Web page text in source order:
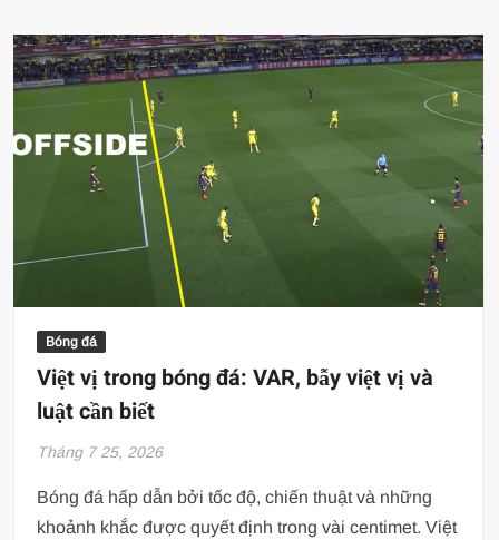
Bóng đá
Việt vị trong bóng đá: VAR, bẫy việt vị và
luật cần biết
Tháng 7 25, 2026
Bóng đá hấp dẫn bởi tốc độ, chiến thuật và những
khoảnh khắc được quyết định trong vài centimet. Việt